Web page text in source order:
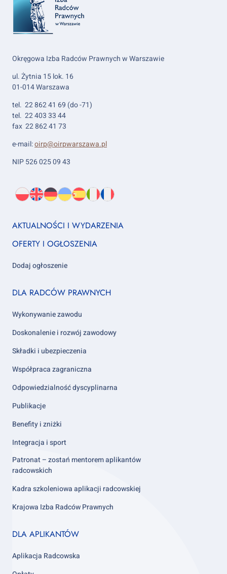
Okręgowa Izba Radców Prawnych w Warszawie
ul. Żytnia 15 lok. 16
01-014 Warszawa
tel. 22 862 41 69 (do -71)
tel. 22 403 33 44
fax 22 862 41 73
e-mail:oirp@oirpwarszawa.pl
NIP 526 025 09 43
Wybierz
język:
PL
O
EN
About
DE
About
UK
About
ES
About
IT
About
FR
About
Footer
1
AKTUALNOŚCI I WYDARZENIA
OFERTY I OGŁOSZENIA
Dodaj ogłoszenie
Footer
2
DLA RADCÓW PRAWNYCH
Wykonywanie zawodu
Doskonalenie i rozwój zawodowy
Składki i ubezpieczenia
Współpraca zagraniczna
Odpowiedzialność dyscyplinarna
Publikacje
Benefity i zniżki
Integracja i sport
Patronat – zostań mentorem aplikantów
radcowskich
Kadra szkoleniowa aplikacji radcowskiej
Krajowa Izba Radców Prawnych
Footer
3
DLA APLIKANTÓW
Aplikacja Radcowska